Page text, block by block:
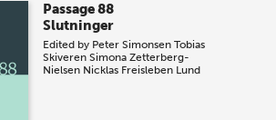
Passage 88
Slutninger
Edited by Peter Simonsen Tobias
Skiveren Simona Zetterberg-
Nielsen Nicklas Freisleben Lund